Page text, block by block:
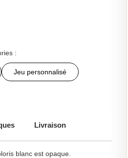
:
Jeu personnalisé
Livraison
blanc est opaque.